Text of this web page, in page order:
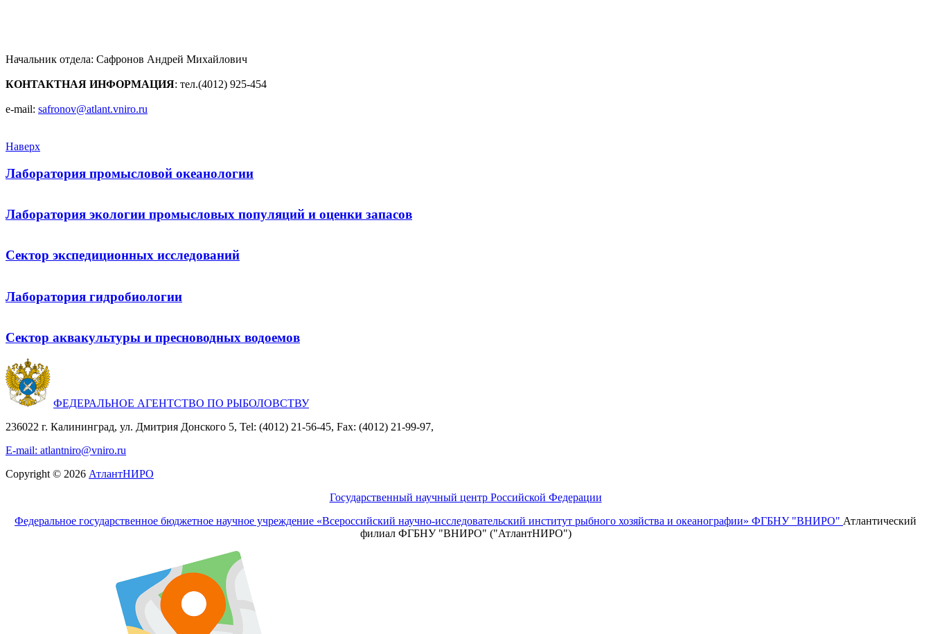
Начальник отдела: Сафронов Андрей Михайлович
КОНТАКТНАЯ ИНФОРМАЦИЯ: тел.(4012) 925-454
e-mail: safronov@atlant.vniro.ru
Наверх
Лаборатория промысловой океанологии
Лаборатория экологии промысловых популяций и оценки запасов
Сектор экспедиционных исследований
Лаборатория гидробиологии
Сектор аквакультуры и пресноводных водоемов
ФЕДЕРАЛЬНОЕ АГЕНТСТВО ПО РЫБОЛОВСТВУ
236022 г. Калининград, ул. Дмитрия Донского 5, Tel: (4012) 21-56-45, Fax: (4012) 21-99-97,
E-mail: atlantniro@vniro.ru
Copyright © 2026 АтлантНИРО
Государственный научный центр Российской Федерации
Федеральное государственное бюджетное научное учреждение «Всероссийский научно-исследовательский институт рыбного хозяйства и океанографии» ФГБНУ "ВНИРО" Атлантический
филиал ФГБНУ "ВНИРО" ("АтлантНИРО")